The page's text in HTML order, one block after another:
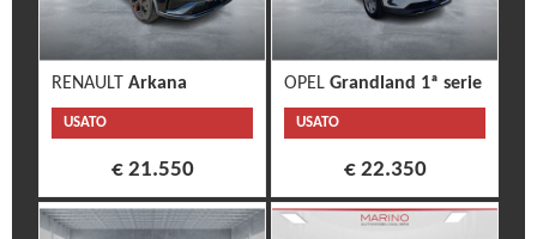
RENAULT Arkana
USATO
€ 21.550
OPEL Grandland 1ª serie
USATO
€ 22.350